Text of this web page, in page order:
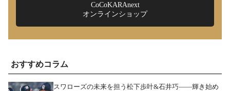
CoCoKARAnext
オンラインショップ
おすすめコラム
スワローズの未来を担う松下歩叶&石井巧――輝き始め